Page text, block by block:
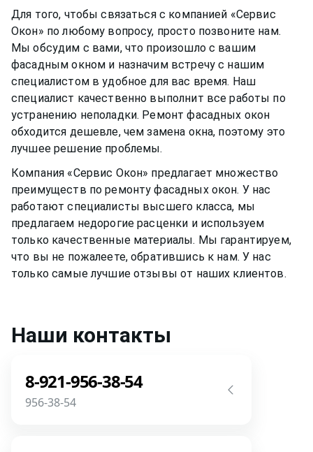
Для того, чтобы связаться с компанией «Сервис
Окон» по любому вопросу, просто позвоните нам.
Мы обсудим с вами, что произошло с вашим
фасадным окном и назначим встречу с нашим
специалистом в удобное для вас время. Наш
специалист качественно выполнит все работы по
устранению неполадки. Ремонтфасадных окон
обходится дешевле, чем замена окна, поэтому это
лучшее решение проблемы.
Компания «Сервис Окон» предлагает множество
преимуществ по ремонту фасадных окон. У нас
работают специалисты высшего класса, мы
предлагаем недорогие расценки и используем
только качественные материалы. Мы гарантируем,
что вы не пожалеете, обратившись к нам. У нас
только самые лучшие отзывы от наших клиентов.
Наши контакты
8-921-956-38-54
956-38-54